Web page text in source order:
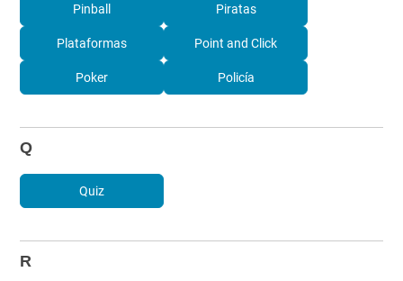
Pinball Piratas
Plataformas Point and Click
Poker Policía
Q
Quiz
R